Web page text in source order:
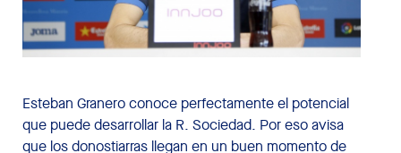
Esteban Granero conoce perfectamente el potencial
que puede desarrollar la R. Sociedad. Por eso avisa
que los donostiarras llegan en un buen momento de